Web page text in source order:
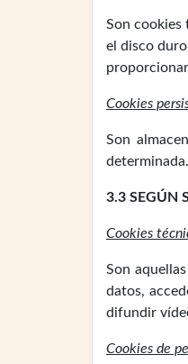
Son cookies
el disco
Cookies
Son
3.3 SEGÚN
Cookies
Son
datos,
difundir
Cookies de